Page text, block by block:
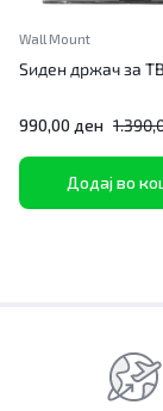
Wall Mount
Ѕиден држач за
990,00 ден
Додај во